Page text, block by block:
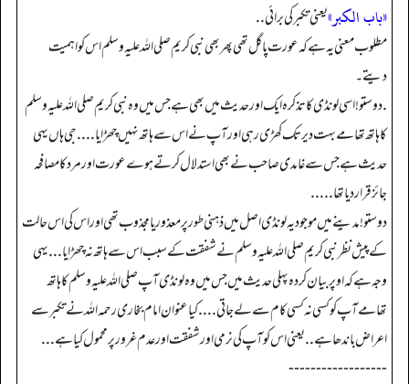
«باب الكبر»یعنی تکبر کی برائی ..
مطلوب معنی یہ ہے کہ عورت پاگل تھی پھر بھی نبی کریم صلی اللہ علیہ وسلم اس کو اہمیت
دیتے۔
.دوستو! اسی لونڈی کا تذکرہ ایک اور حدیث میں بھی ہے جس میں وہ نبی کریم صلی اللہ علیہ وسلم
کا ہاتھ تھامے بہت دیر تک کھڑی رہی اور آپ نے اس سے ہاتھ نہیں چھڑایا .... جی ہاں یہی
حدیث ہے جس سے غامدی صاحب نے بھی استدلال کرتے ہوے عورت اور مرد کا مصافحہ
جائز قرار دیا تھا .....
دوستو! مدینے میں موجود یہ لونڈی اصل میں ذہنی طور پر معذور یا مجذوب تھی اور اس کی اس حالت
کے پیش نظر نبی کریم صلی اللہ علیہ وسلم نے شفقت کے سبب اس سے ہاتھ نہ چھڑایا ... یہی
وجہ ہے کہ اوپر بیان کردہ پہلی حدیث میں جس میں وہ لونڈی آپ صلی اللہ علیہ وسلم کا ہاتھ
تھامے آپ کو کسی نہ کسی کام سے لے جاتی ....کیا عنوان امام بخاری رحمہ اللہ نے تکبر سے
اعراض باندھا ہے .. یعنی اس کو آپ کی نرمی اور شفقت اور عدم غرور پر محمول کیا ہے ...
------------------